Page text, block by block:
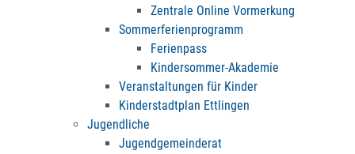
Zentrale Online Vormerkung
Sommerferienprogramm
Ferienpass
Kindersommer-Akademie
Veranstaltungen für Kinder
Kinderstadtplan Ettlingen
Jugendliche
Jugendgemeinderat